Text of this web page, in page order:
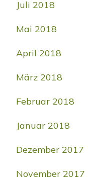
Juli 2018
Mai 2018
April 2018
März 2018
Februar 2018
Januar 2018
Dezember 2017
November 2017